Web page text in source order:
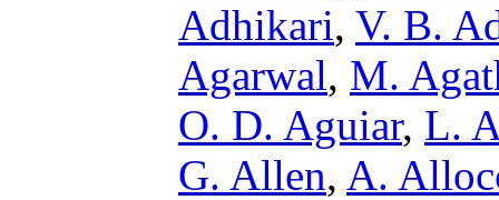
Adhikari, V. B.
Agarwal, M.
O. D. Aguiar, L.
G. Allen, A.